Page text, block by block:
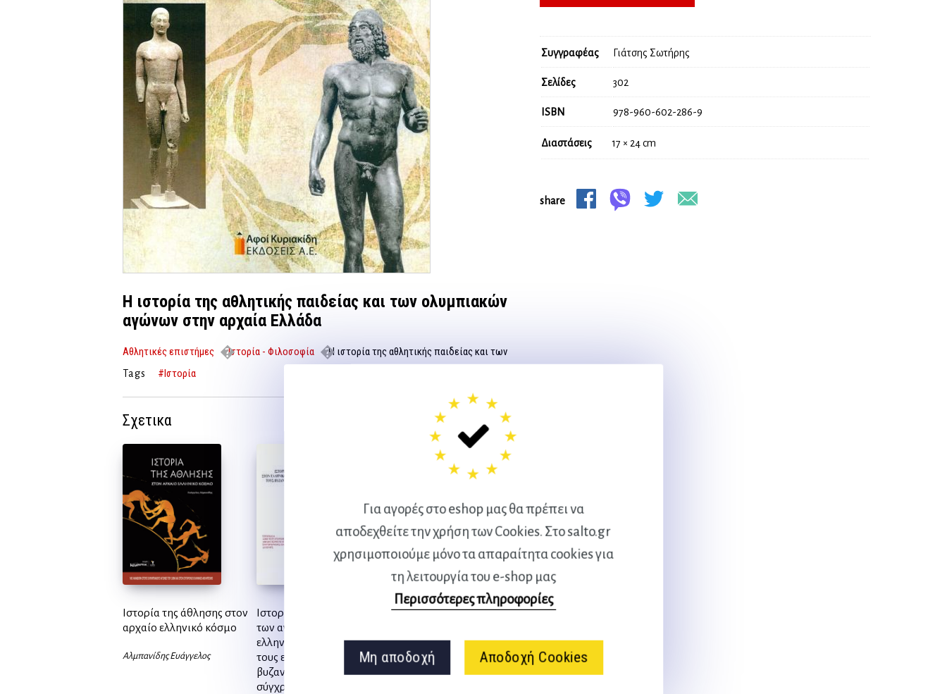
Για αγορές στο eshop μας θα πρέπει να
αποδεχθείτε την χρήση των Cookies. Στο salto.gr
χρησιμοποιούμε μόνο τα απαραίτητα cookies για
τη λειτουργία του e-shop μας
Περισσότερες πληροφορίες
Μη αποδοχή Αποδοχή Cookies
18,00 €.
Διαστάσεις 17 × 24 cm
Συγγραφέας Γιάτσης Σωτήρης
Σελίδες 302
ISBN 978-960-602-286-9
share
H ιστορία της αθλητικής παιδείας και των ολυμπιακών
αγώνων στην αρχαία Ελλάδα
Αθλητικές επιστήμες Ιστορία - Φιλοσοφία
H ιστορία της αθλητικής παιδείας και των
ολυμπιακών αγώνων στην αρχαία Ελλάδα
Tags #Ιστορία
Σχετικα
Ιστορία της άθλησης στον
αρχαίο ελληνικό κόσμο
Αλμπανίδης Ευάγγελος
Ιστορία της άθλησης και
των αγώνων στον
ελληνικό κόσμο κατά
τους ελληνορωμαικούς
βυζαντινούς και
σύγχρονους
Ιστορία ΑΣΕΠ κλάδος
ερωτήσεις και απαντήσεις
πολλαπλών επιλογών